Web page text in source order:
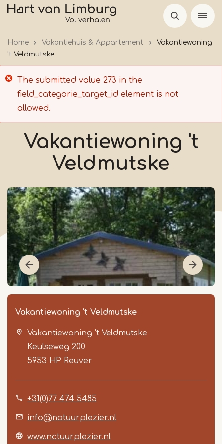
Overslaan
gaan
Home Vakantiehuis & Appartement
Vakantiewoning
't Veldmutske
Foutmelding
The submitted value 273 in the
field_categorie_target_id element is not
allowed.
Vakantiewoning 't
Veldmutske
Vakantiewoning 't Veldmutske
Vakantiewoning 't Veldmutske
Keulseweg 200
5953 HP Reuver
+31(0)77 474 5485
info@natuurplezier.nl
www.natuurplezier.nl
Item